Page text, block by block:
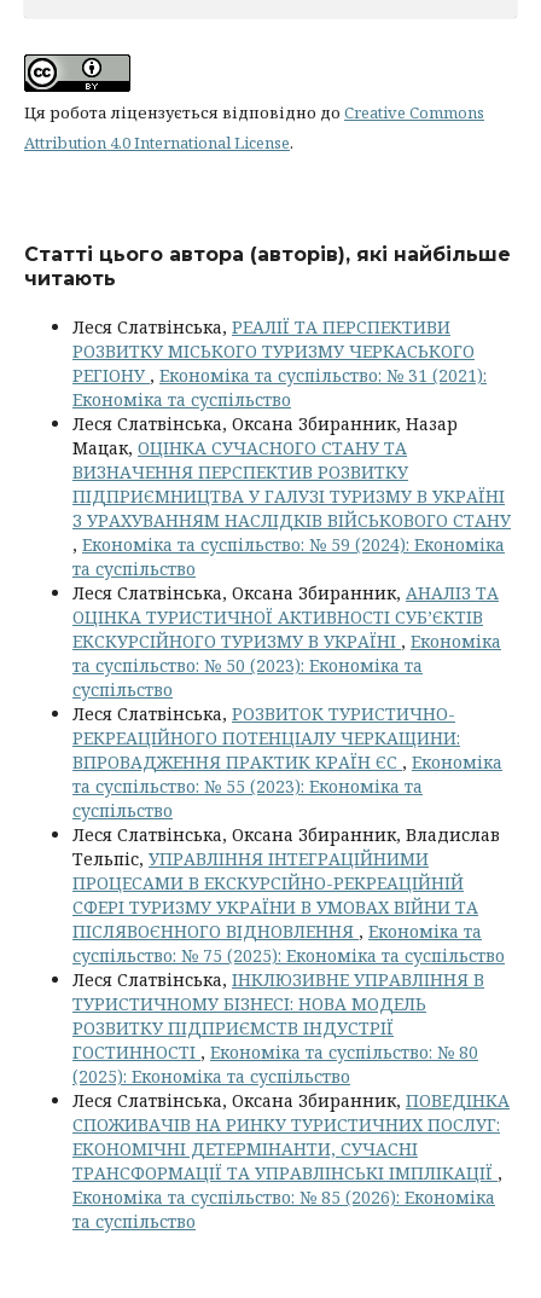
Ця робота ліцензується відповідно до Creative Commons
Attribution 4.0 International License.
Статті цього автора (авторів), які найбільше
читають
Леся Слатвінська, РЕАЛІЇ ТА ПЕРСПЕКТИВИ
РОЗВИТКУ МІСЬКОГО ТУРИЗМУ ЧЕРКАСЬКОГО
РЕГІОНУ , Економіка та суспільство: № 31 (2021):
Економіка та суспільство
Леся Слатвінська, Оксана Збиранник, Назар
Мацак, ОЦІНКА СУЧАСНОГО СТАНУ ТА
ВИЗНАЧЕННЯ ПЕРСПЕКТИВ РОЗВИТКУ
ПІДПРИЄМНИЦТВА У ГАЛУЗІ ТУРИЗМУ В УКРАЇНІ
З УРАХУВАННЯМ НАСЛІДКІВ ВІЙСЬКОВОГО СТАНУ
, Економіка та суспільство: № 59 (2024): Економіка
та суспільство
Леся Слатвінська, Оксана Збиранник, АНАЛІЗ ТА
ОЦІНКА ТУРИСТИЧНОЇ АКТИВНОСТІ СУБ’ЄКТІВ
ЕКСКУРСІЙНОГО ТУРИЗМУ В УКРАЇНІ , Економіка
та суспільство: № 50 (2023): Економіка та
суспільство
Леся Слатвінська, РОЗВИТОК ТУРИСТИЧНО-
РЕКРЕАЦІЙНОГО ПОТЕНЦІАЛУ ЧЕРКАЩИНИ:
ВПРОВАДЖЕННЯ ПРАКТИК КРАЇН ЄС , Економіка
та суспільство: № 55 (2023): Економіка та
суспільство
Леся Слатвінська, Оксана Збиранник, Владислав
Тельпіс, УПРАВЛІННЯ ІНТЕГРАЦІЙНИМИ
ПРОЦЕСАМИ В ЕКСКУРСІЙНО-РЕКРЕАЦІЙНІЙ
СФЕРІ ТУРИЗМУ УКРАЇНИ В УМОВАХ ВІЙНИ ТА
ПІСЛЯВОЄННОГО ВІДНОВЛЕННЯ , Економіка та
суспільство: № 75 (2025): Економіка та суспільство
Леся Слатвінська, ІНКЛЮЗИВНЕ УПРАВЛІННЯ В
ТУРИСТИЧНОМУ БІЗНЕСІ: НОВА МОДЕЛЬ
РОЗВИТКУ ПІДПРИЄМСТВ ІНДУСТРІЇ
ГОСТИННОСТІ , Економіка та суспільство: № 80
(2025): Економіка та суспільство
Леся Слатвінська, Оксана Збиранник, ПОВЕДІНКА
СПОЖИВАЧІВ НА РИНКУ ТУРИСТИЧНИХ ПОСЛУГ:
ЕКОНОМІЧНІ ДЕТЕРМІНАНТИ, СУЧАСНІ
ТРАНСФОРМАЦІЇ ТА УПРАВЛІНСЬКІ ІМПЛІКАЦІЇ ,
Економіка та суспільство: № 85 (2026): Економіка
та суспільство